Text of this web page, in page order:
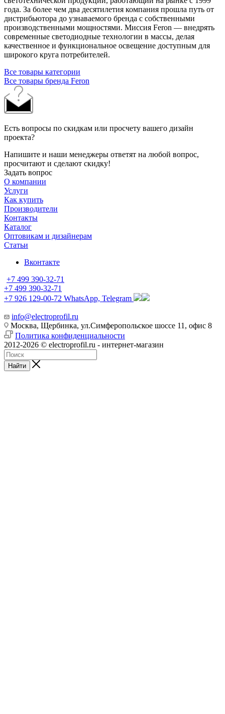
года. За более чем два десятилетия компания прошла путь от
дистрибьютора до узнаваемого бренда с собственными
производственными мощностями. Миссия Feron — внедрять
современные светодиодные технологии в массы, делая
качественное и функциональное освещение доступным для
широкого круга потребителей.
Все товары категории
Все товары бренда Feron
Есть вопросы по скидкам или просчету вашего дизайн
проекта?
Напишите и наши менеджеры ответят на любой вопрос,
просчитают и сделают скидку!
Задать вопрос
О компании
Услуги
Как купить
Производители
Контакты
Каталог
Оптовикам и дизайнерам
Статьи
Вконтакте
+7 499 390-32-71
+7 499 390-32-71
+7 926 129-00-72 WhatsApp, Telegram
info@electroprofil.ru
Москва, Щербинка, ул.Симферопольское шоссе 11, офис 8
Политика конфиденциальности
2012-2026 © electroprofil.ru - интернет-магазин
Найти